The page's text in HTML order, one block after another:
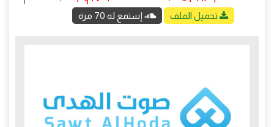
تحميل الملف إستمع له 70 مرة